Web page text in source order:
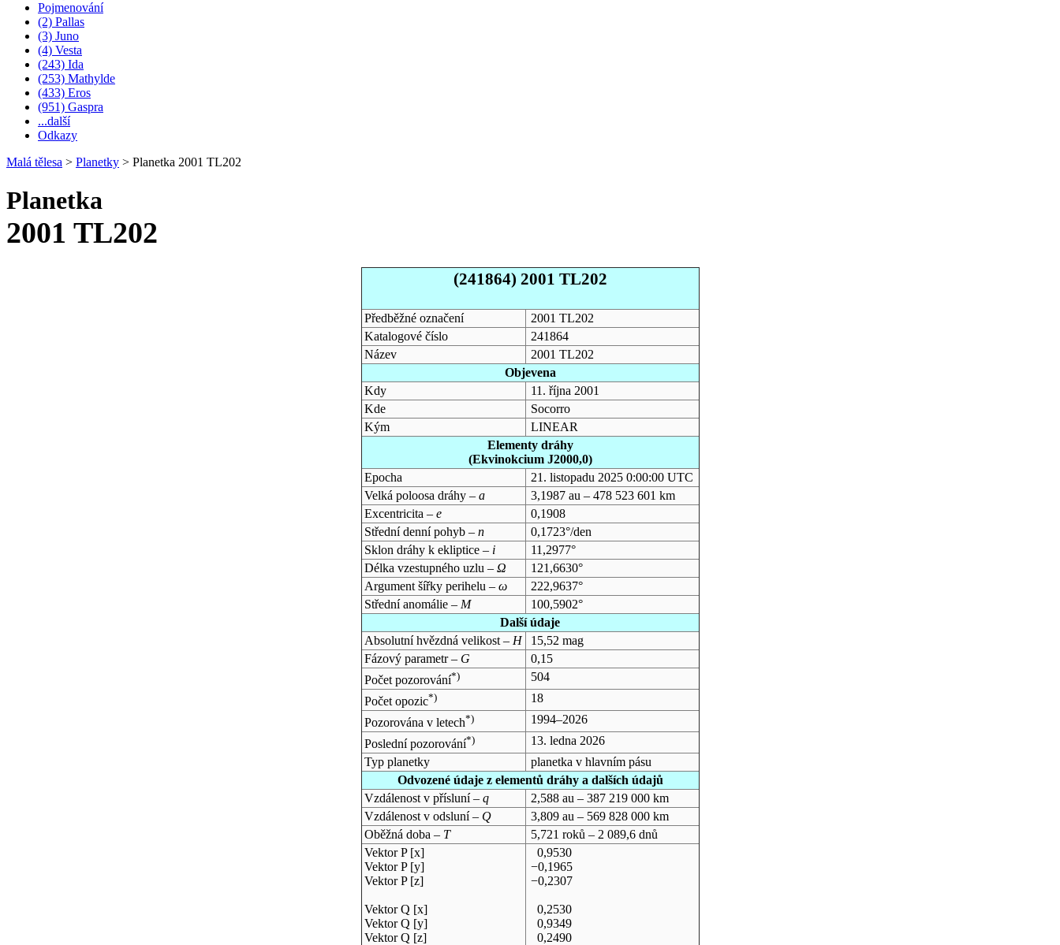
Pojmenování
(2) Pallas
(3) Juno
(4) Vesta
(243) Ida
(253) Mathylde
(433) Eros
(951) Gaspra
...další
Odkazy
Malá tělesa > Planetky > Planetka 2001 TL202
Planetka
2001 TL202
(241864) 2001 TL202
Předběžné označení
2001 TL202
Katalogové číslo
241864
Název
2001 TL202
Objevena
Kdy
11. října 2001
Kde
Socorro
Kým
LINEAR
Elementy dráhy
(Ekvinokcium J2000,0)
Epocha
21. listopadu 2025 0:00:00 UTC
Velká poloosa dráhy – a
3,1987 au – 478 523 601 km
Excentricita – e
0,1908
Střední denní pohyb – n
0,1723°/den
Sklon dráhy k ekliptice – i
11,2977°
Délka vzestupného uzlu – Ω
121,6630°
Argument šířky perihelu – ω
222,9637°
Střední anomálie – M
100,5902°
Další údaje
Absolutní hvězdná velikost – H
15,52 mag
Fázový parametr – G
0,15
Počet pozorování*)
504
Počet opozic*)
18
Pozorována v letech*)
1994–2026
Poslední pozorování*)
13. ledna 2026
Typ planetky
planetka v hlavním pásu
Odvozené údaje z elementů dráhy a dalších údajů
Vzdálenost v přísluní – q
2,588 au – 387 219 000 km
Vzdálenost v odsluní – Q
3,809 au – 569 828 000 km
Oběžná doba – T
5,721 roků – 2 089,6 dnů
Vektor P [x]
Vektor P [y]
Vektor P [z]
Vektor Q [x]
Vektor Q [y]
Vektor Q [z]
0,9530
−0,1965
−0,2307
0,2530
0,9349
0,2490